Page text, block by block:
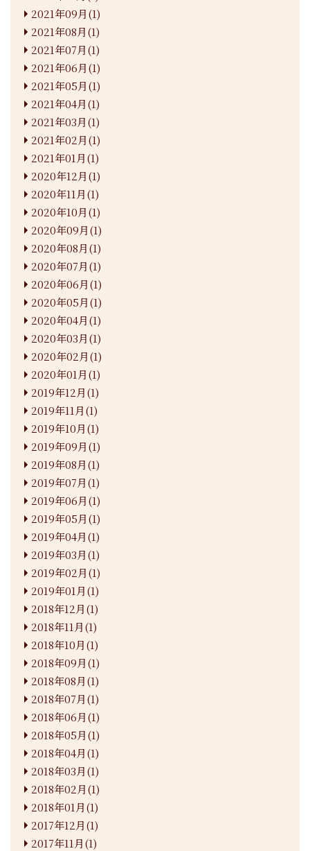
2021年09月(1)
2021年08月(1)
2021年07月(1)
2021年06月(1)
2021年05月(1)
2021年04月(1)
2021年03月(1)
2021年02月(1)
2021年01月(1)
2020年12月(1)
2020年11月(1)
2020年10月(1)
2020年09月(1)
2020年08月(1)
2020年07月(1)
2020年06月(1)
2020年05月(1)
2020年04月(1)
2020年03月(1)
2020年02月(1)
2020年01月(1)
2019年12月(1)
2019年11月(1)
2019年10月(1)
2019年09月(1)
2019年08月(1)
2019年07月(1)
2019年06月(1)
2019年05月(1)
2019年04月(1)
2019年03月(1)
2019年02月(1)
2019年01月(1)
2018年12月(1)
2018年11月(1)
2018年10月(1)
2018年09月(1)
2018年08月(1)
2018年07月(1)
2018年06月(1)
2018年05月(1)
2018年04月(1)
2018年03月(1)
2018年02月(1)
2018年01月(1)
2017年12月(1)
2017年11月(1)